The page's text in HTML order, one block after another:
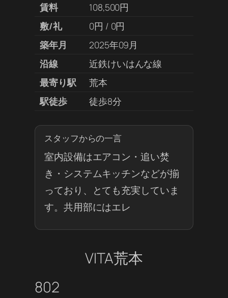
賃料
108,500円
敷/礼
0円 / 0円
築年月
2025年09月
沿線
近鉄けいはんな線
最寄り駅
荒本
駅徒歩
徒歩8分
スタッフからの一言
室内設備はエアコン・追い焚
き・システムキッチンなどが揃
っており、とても充実していま
す。共用部にはエレ
VITA荒本
802